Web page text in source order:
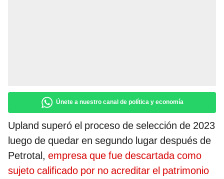
Únete a nuestro canal de política y economía
Upland superó el proceso de selección de 2023
luego de quedar en segundo lugar después de
Petrotal, empresa que fue descartada como
sujeto calificado por no acreditar el patrimonio